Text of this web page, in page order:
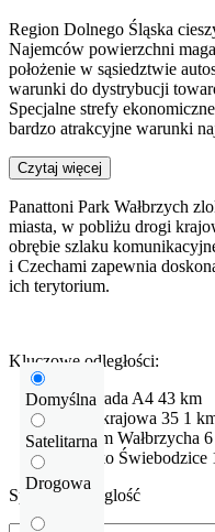
Region Dolnego Śląska
Najemców powierzchni
położenie w sąsiedztwie
warunki do dystrybucji
Specjalne strefy
bardzo atrakcyjne warunki
Czytaj więcej
Panattoni Park Wałbrzych
miasta, w pobliżu drogi
obrębie szlaku
i Czechami zapewnia
ich terytorium.
Domyślna
Satelitarna
Drogowa
Kluczowe odległości:
Autostrada A4 43 km
Droga krajowa 35 1
Centrum Wałbrzycha
Lotnisko Świebodzice
Sprawdź odleglość